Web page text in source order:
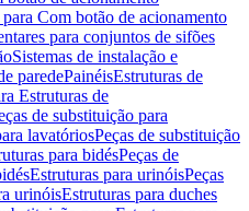
Com botão de acionamento
para conjuntos de sifões
Sistemas de instalação e
paredePainéisEstruturas de
Estruturas de
de substituição para
lavatóriosPeças de substituição
para bidésPeças de
Estruturas para urinóisPeças
urinóisEstruturas para duches